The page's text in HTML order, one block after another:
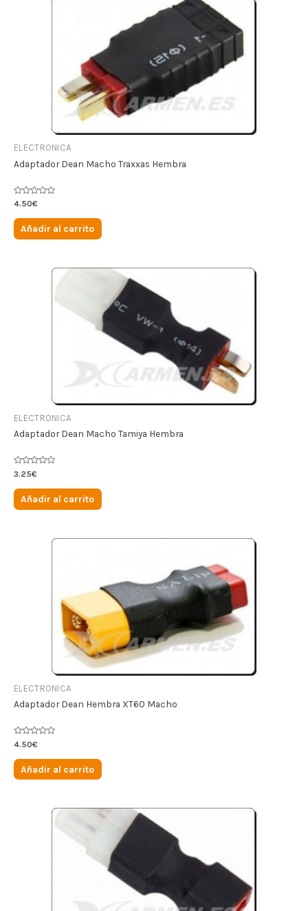
ELECTRONICA
Adaptador Dean Macho Traxxas Hembra
Valorado
0
de
4.50€
Añadir al carrito
ELECTRONICA
Adaptador Dean Macho Tamiya Hembra
Valorado
en
0
de
3.25€
Añadir al carrito
ELECTRONICA
Adaptador Dean Hembra XT60 Macho
Valorado
en
0
de
4.50€
Añadir al carrito